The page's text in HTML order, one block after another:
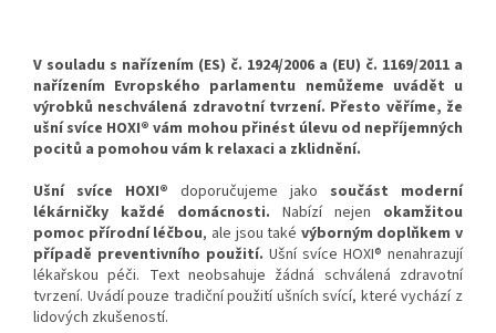
V souladu s nařízením (ES) č. 1924/2006 a (EU) č. 1169/2011 a
nařízením Evropského parlamentu nemůžeme uvádět u
výrobků neschválená zdravotní tvrzení. Přesto věříme, že
ušní svíce HOXI® vám mohou přinést úlevu od nepříjemných
pocitů a pomohou vám k relaxaci a zklidnění.
Ušní svíce HOXI® doporučujeme jako součást moderní
lékárničky každé domácnosti. Nabízí nejen okamžitou
pomoc přírodní léčbou, ale jsou také výborným doplňkem v
případě preventivního použití. Ušní svíce HOXI® nenahrazují
lékařskou péči. Text neobsahuje žádná schválená zdravotní
tvrzení. Uvádí pouze tradiční použití ušních svící, které vychází z
lidových zkušeností.